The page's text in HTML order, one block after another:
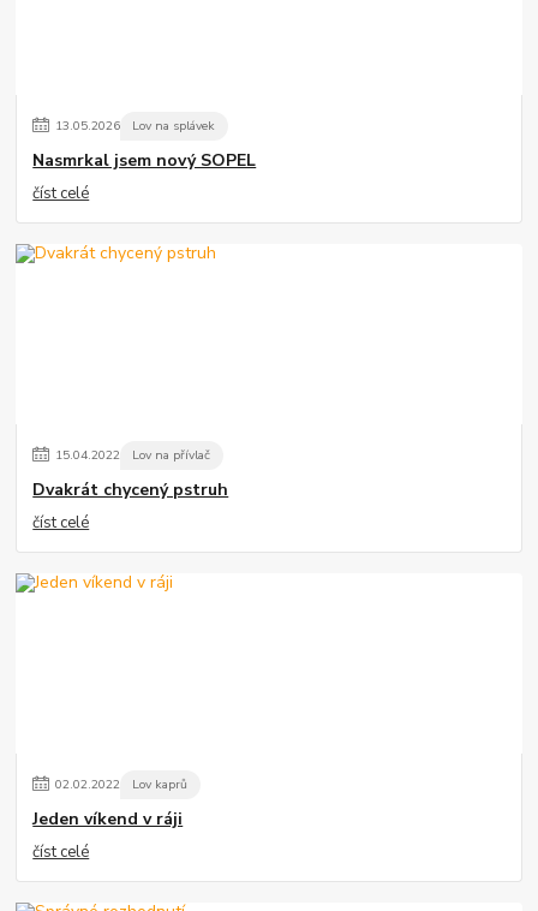
13.05.2026 Lov na splávek
Nasmrkal jsem nový SOPEL
číst celé
15.04.2022 Lov na přívlač
Dvakrát chycený pstruh
číst celé
02.02.2022 Lov kaprů
Jeden víkend v ráji
číst celé